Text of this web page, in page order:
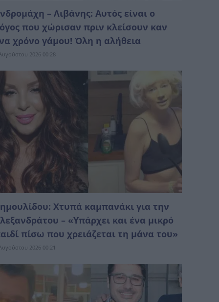
– Λιβάνης: Αυτός είναι ο
που χώρισαν πριν κλείσουν καν
χρόνο γάμου! Όλη η αλήθεια
2026 00:28
Χτυπά καμπανάκι για την
– «Υπάρχει και ένα μικρό
πίσω που χρειάζεται τη μάνα του»
2026 00:21